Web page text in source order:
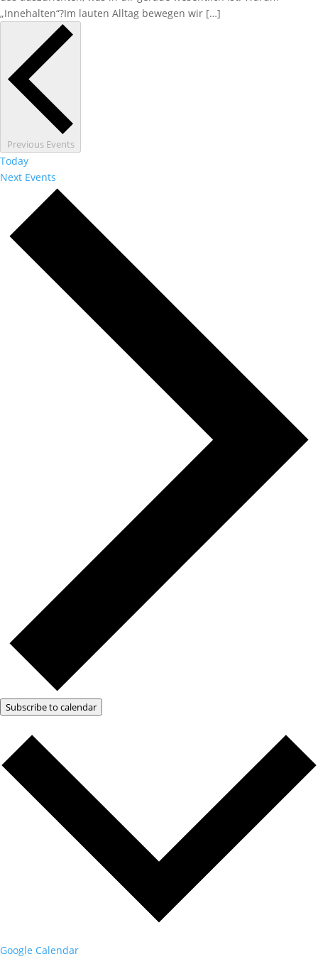
„Innehalten“?Im lauten Alltag bewegen wir […]
Previous Events
Today
Next Events
Subscribe to calendar
Google Calendar